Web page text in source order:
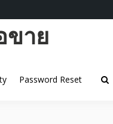
ขาย
Password Reset